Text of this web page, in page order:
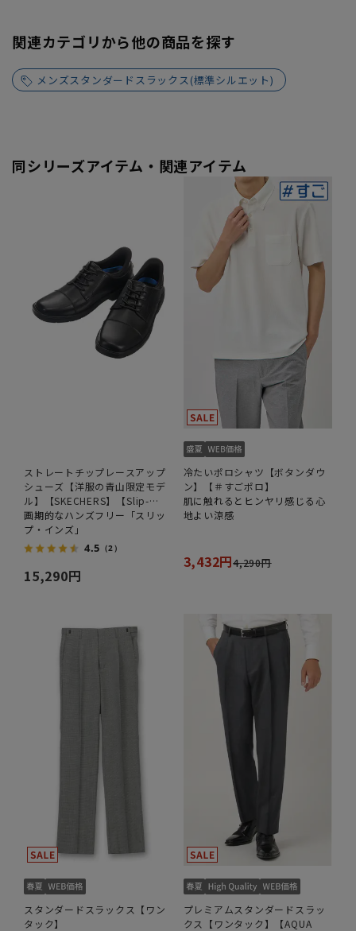
関連カテゴリから他の商品を探す
メンズスタンダードスラックス(標準シルエット)
同シリーズアイテム・関連アイテム
ストレートチップレースアップ
シューズ【洋服の青山限定モデ
ル】【SKECHERS】【Slip-
ins】
画期的なハンズフリー「スリッ
プ・インズ」
4.5 （2）
15,290円
冷たいポロシャツ【ボタンダウ
ン】【＃すごポロ】
肌に触れるとヒンヤリ感じる心
地よい涼感
3,432円4,290円
スタンダードスラックス【ワン
タック】
プレミアムスタンダードスラッ
クス【ワンタック】【AQUA